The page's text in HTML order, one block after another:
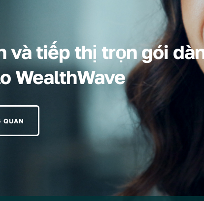
và tiếp thị trọn gói
WealthWave
QUAN